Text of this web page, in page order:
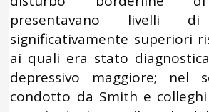
presentavano livelli di
significativamente superiori
ai quali era stato
depressivo maggiore; nel
condotto da Smith e